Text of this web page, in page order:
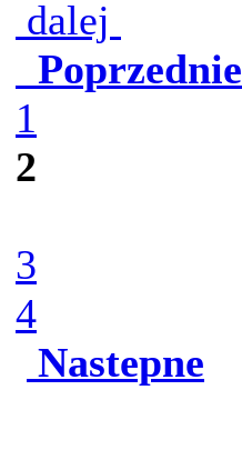
dalej
Poprzednie
1
2
3
4
Nastepne